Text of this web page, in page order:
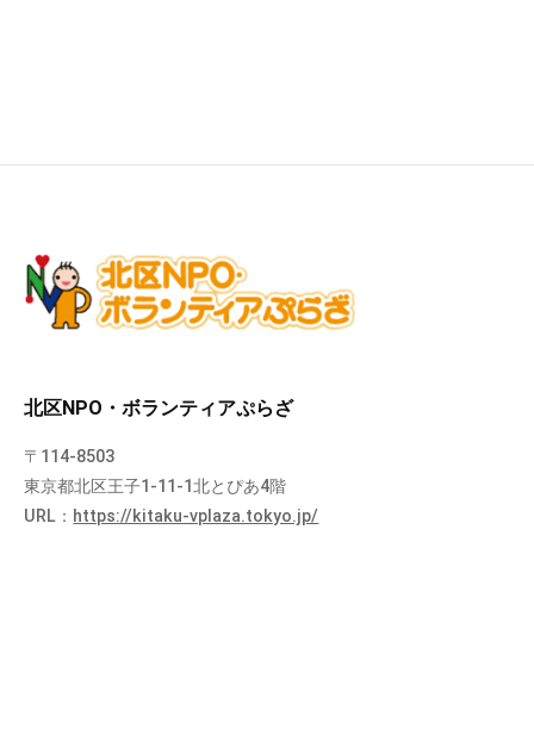
北区NPO・ボランティアぷらざ
〒114-8503
東京都北区王子1-11-1北とぴあ4階
URL： https://kitaku-vplaza.tokyo.jp/